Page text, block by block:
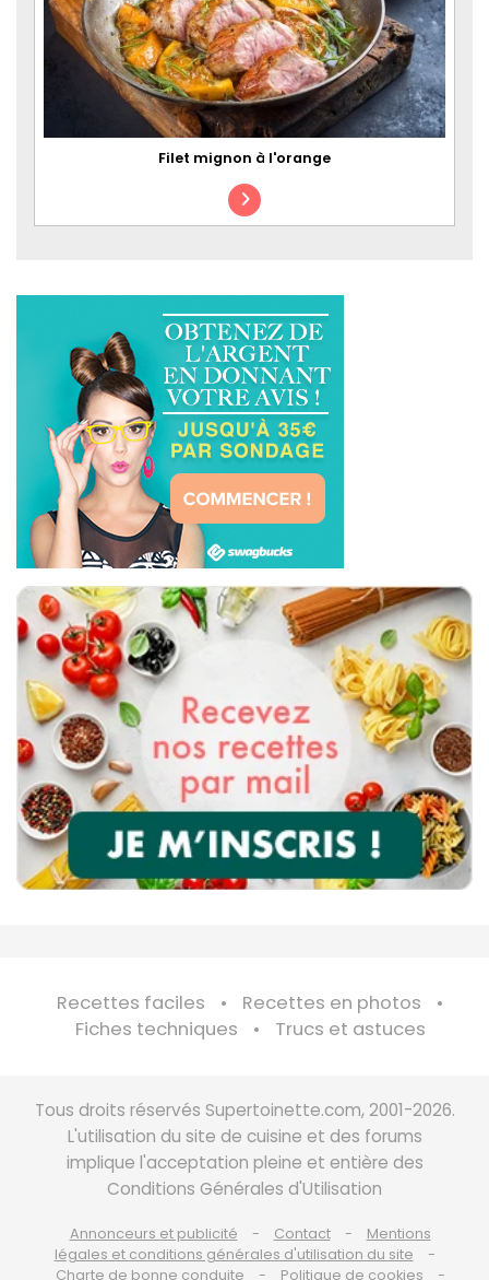
Filet mignon à l'orange
Recettes faciles
Recettes en photos
Fiches techniques
Trucs et astuces
Tous droits réservés Supertoinette.com, 2001-2026.
L'utilisation du site de cuisine et des forums
implique l'acceptation pleine et entière des
Conditions Générales d'Utilisation
Annonceurs et publicité Contact
Mentions
légales et conditions générales d'utilisation du site
Charte de bonne conduite
Politique de cookies